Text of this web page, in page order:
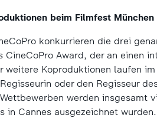
beim Filmfest
konkurrieren die drei
CineCoPro Award, der an einen
weitere Koproduktionen laufen
oder den Regisseur
werden insgesamt
in Cannes ausgezeichnet wurden.